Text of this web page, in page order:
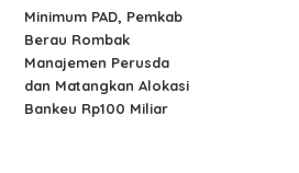
Minimum PAD, Pemkab
Berau Rombak
Manajemen Perusda
dan Matangkan Alokasi
Bankeu Rp100 Miliar